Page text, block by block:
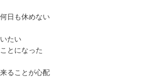
日も休めない
たい
とになった
ることが心配